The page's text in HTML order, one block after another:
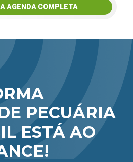
AGENDA COMPLETA
PECUÁRIA
ESTÁ AO